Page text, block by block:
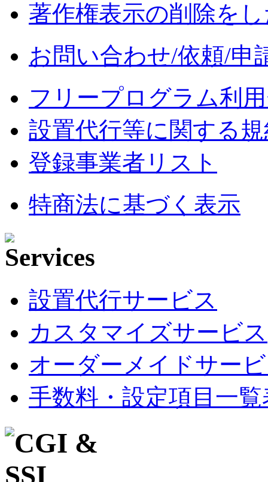
著作権表示の削除を
お問い合わせ/依頼/申
フリープログラム利
設置代行等に関する
登録事業者リスト
特商法に基づく表示
設置代行サービス
カスタマイズサービス
オーダーメイドサー
手数料・設定項目一覧